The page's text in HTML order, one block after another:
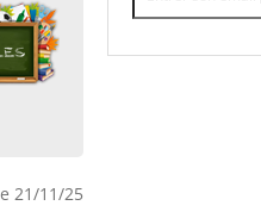
21/11/25